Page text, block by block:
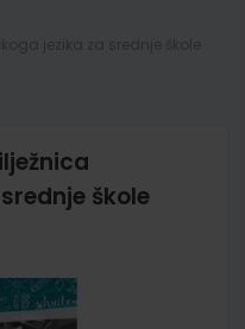
škole